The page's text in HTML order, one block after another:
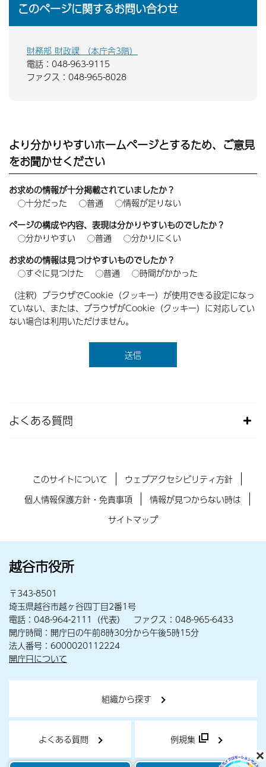
このページに関するお問い合わせ
財務部 財政課 （本庁舎3階）
電話：048-963-9115
ファクス：048-965-8028
より分かりやすいホームページとするため、ご意見
をお聞かせください
お求めの情報が十分掲載されていましたか？
十分だった
普通
情報が足りない
ページの構成や内容、表現は分かりやすいものでしたか？
分かりやすい
普通
分かりにくい
お求めの情報は見つけやすいものでしたか？
すぐに見つけた
普通
時間がかかった
（注釈）ブラウザでCookie（クッキー）が使用できる設定になっ
ていない、または、ブラウザがCookie（クッキー）に対応してい
ない場合は利用いただけません。
よくある質問
このサイトについて
ウェブアクセシビリティ方針
個人情報保護方針・免責事項
情報が見つからない時は
サイトマップ
越谷市役所
〒343-8501
埼玉県越谷市越ヶ谷四丁目2番1号
電話：048-964-2111（代表） ファクス：048-965-6433
開庁時間：開庁日の午前8時30分から午後5時15分
法人番号：6000020112224
開庁日について
組織から探す
よくある質問 例規集